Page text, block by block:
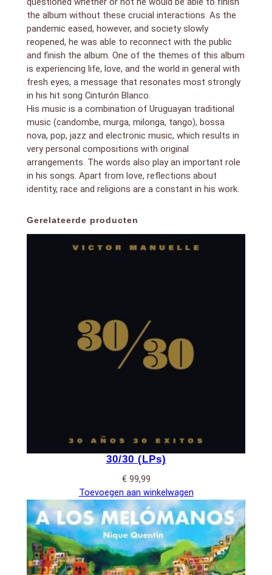
the album without these crucial interactions. As the
pandemic eased, however, and society slowly
reopened, he was able to reconnect with the public
and finish the album. One of the themes of this album
is experiencing life, love, and the world in general with
fresh eyes, a message that resonates most strongly
in his hit song Cinturón Blanco.
His music is a combination of Uruguayan traditional
music (candombe, murga, milonga, tango), bossa
nova, pop, jazz and electronic music, which results in
very personal compositions with original
arrangements. The words also play an important role
in his songs. Apart from love, reflections about
identity, race and religions are a constant in his work.
Gerelateerde producten
30/30 (LPs)
€ 99,99
Toevoegen aan winkelwagen